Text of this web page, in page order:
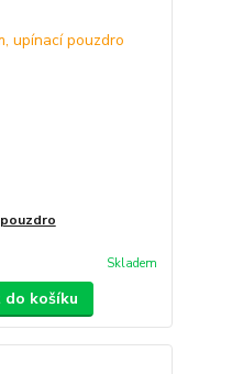
Skladem
do košíku